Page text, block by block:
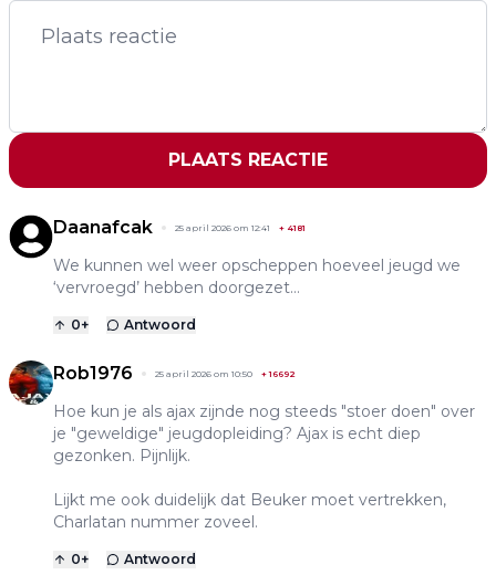
PLAATS REACTIE
Daanafcak 25 april 2026 om 12:41 + 4181
We kunnen wel weer opscheppen hoeveel jeugd we
‘vervroegd’ hebben doorgezet…
0+ Antwoord
Rob1976 25 april 2026 om 10:50 +16692
Hoe kun je als ajax zijnde nog steeds "stoer doen" over
je "geweldige" jeugdopleiding? Ajax is echt diep
gezonken. Pijnlijk.
Lijkt me ook duidelijk dat Beuker moet vertrekken,
Charlatan nummer zoveel.
0+ Antwoord